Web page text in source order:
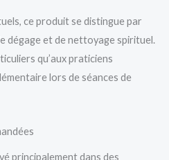
ce produit se distingue par
dégage et de nettoyage spirituel.
qu’aux praticiens
lors de séances de
principalement dans des